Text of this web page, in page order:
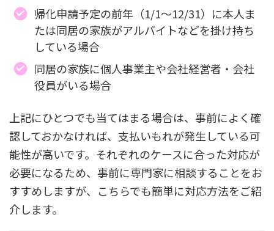
帰化申請予定の前年（1/1～12/31）に本人ま
たは同居の家族がアルバイトなどを掛け持ち
している場合
同居の家族に個人事業主や会社経営者・会社
役員がいる場合
上記にひとつでも当てはまる場合は、事前によく確
認しておかなければ、支払いもれが発生している可
能性が高いです。それぞれのケースに合った対応が
必要になるため、事前に専門家に相談することをお
すすめしますが、こちらでも簡単に対応方法をご紹
介します。